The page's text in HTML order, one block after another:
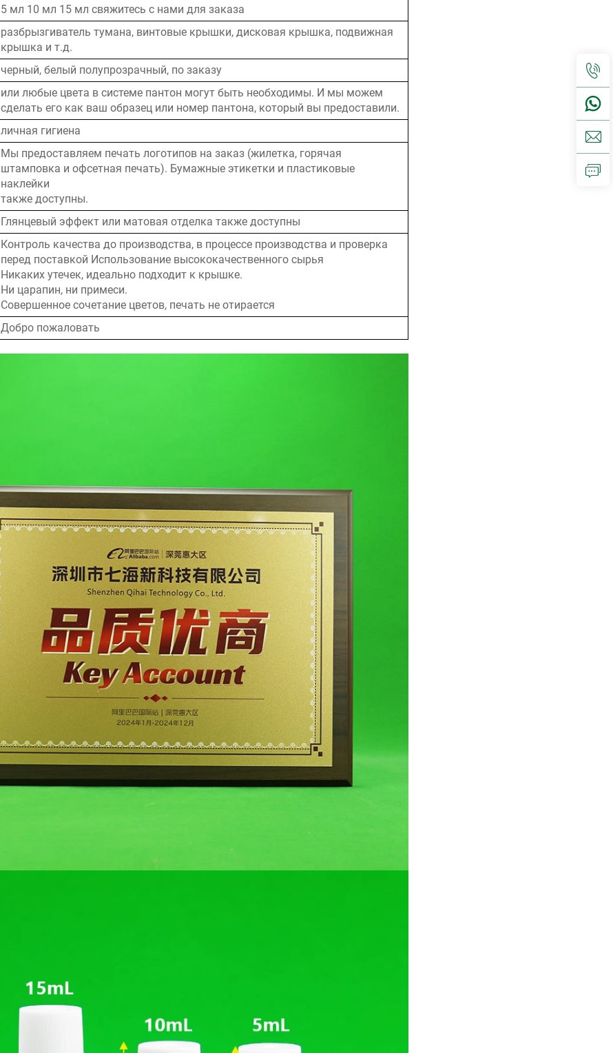
5 мл 10 мл 15 мл свяжитесь с нами для заказа
разбрызгиватель тумана, винтовые крышки, дисковая крышка, подвижная
крышка и т.д.
черный, белый полупрозрачный, по заказу
или любые цвета в системе пантон могут быть необходимы. И мы можем
сделать его как ваш образец или номер пантона, который вы предоставили.
личная гигиена
Мы предоставляем печать логотипов на заказ (жилетка, горячая
штамповка и офсетная печать). Бумажные этикетки и пластиковые
наклейки
также доступны.
Глянцевый эффект или матовая отделка также доступны
Контроль качества до производства, в процессе производства и проверка
перед поставкой Использование высококачественного сырья
Никаких утечек, идеально подходит к крышке.
Ни царапин, ни примеси.
Совершенное сочетание цветов, печать не отирается
Добро пожаловать